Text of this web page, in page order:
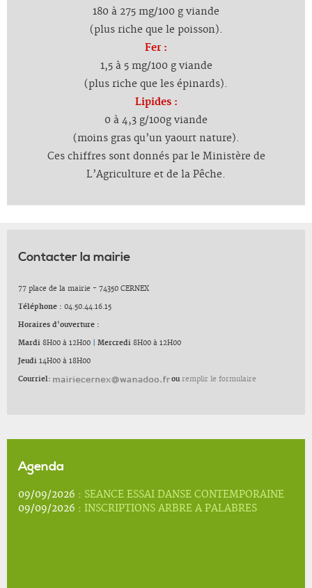
180 à 275 mg/100 g viande
(plus riche que le poisson).
Fer :
1,5 à 5 mg/100 g viande
(plus riche que les épinards).
Lipides :
0 à 4,3 g/100g viande
(moins gras qu’un yaourt nature).
Ces chiffres sont donnés par le Ministère de
L’Agriculture et de la Pêche.
Contacter la mairie
77 place de la mairie - 74350 CERNEX
Téléphone : 04.50.44.16.15
Horaires d'ouverture :
Mardi 8H00 à 12H00 Mercredi 8H00 à 12H00
Jeudi 14H00 à 18H00
Courriel: ou remplir le formulaire
Agenda
09/09/2026 : SEANCE ESSAI DANSE CONTEMPORAINE
09/09/2026 : INSCRIPTIONS ARBRE A PALABRES